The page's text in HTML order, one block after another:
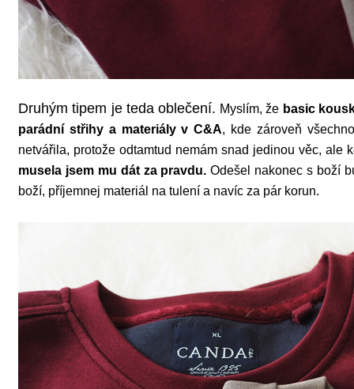
Druhým tipem je teda oblečení. Myslím, že basic
parádní střihy a materiály v C&A, kde zároveň
netvářila, protože odtamtud nemám snad jedinou věc,
musela jsem mu dát za pravdu. Odešel nakonec s boží
boží, příjemnej materiál na tulení a navíc za pár korun.